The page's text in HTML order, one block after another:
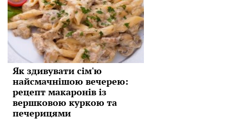
Як здивувати сім'ю
найсмачнішою вечерею:
рецепт макаронів із
вершковою куркою та
печерицями